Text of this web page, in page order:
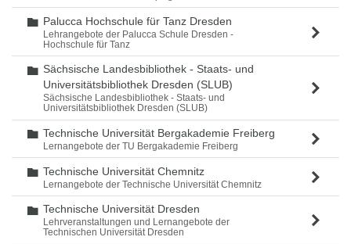
Ordner
Palucca Hochschule für Tanz Dresden
Lehrangebote der Palucca Schule Dresden -
Hochschule für Tanz
Ordner
Sächsische Landesbibliothek - Staats- und
Universitätsbibliothek Dresden (SLUB)
Sächsische Landesbibliothek - Staats- und
Universitätsbibliothek Dresden (SLUB)
Ordner
Technische Universität Bergakademie Freiberg
Lernangebote der TU Bergakademie Freiberg
Ordner
Technische Universität Chemnitz
Lernangebote der Technische Universität Chemnitz
Ordner
Technische Universität Dresden
Lehrveranstaltungen und Lernangebote der
Technischen Universität Dresden